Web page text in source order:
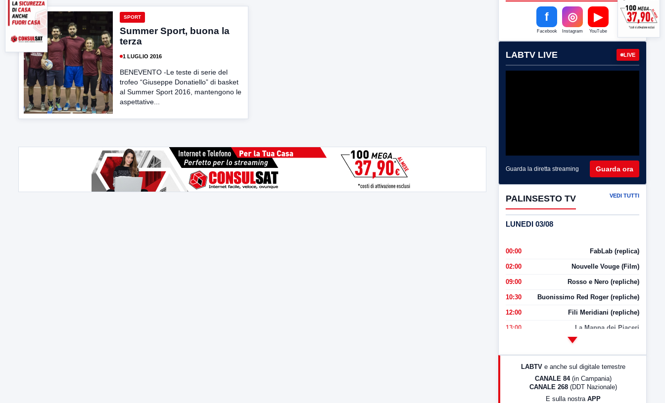
SPORT
Summer Sport, buona la
terza
1 LUGLIO 2016
BENEVENTO -Le teste di serie del
trofeo “Giuseppe Donatiello” di basket
al Summer Sport 2016, mantengono le
aspettative...
f
Facebook
◎
Instagram
▶
YouTube
LABTV LIVE LIVE
Guarda la diretta streaming Guarda ora
PALINSESTO TV VEDI TUTTI
LUNEDI 03/08
00:00 FabLab (replica)
02:00 Nouvelle Vouge (Film)
09:00 Rosso e Nero (repliche)
10:30 Buonissimo Red Roger (repliche)
12:00 Fili Meridiani (repliche)
13:00 La Mappa dei Piaceri
LabNews (Diretta)
LABTV e anche sul digitale terrestre
CANALE 84 (in Campania)
CANALE 268 (DDT Nazionale)
E sulla nostra APP